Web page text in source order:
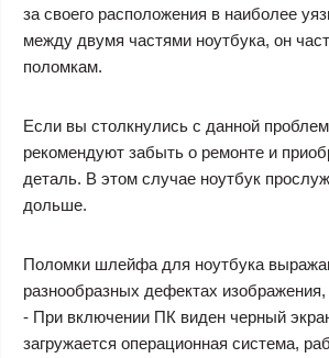
за своего расположения в наиболее
между двумя частями ноутбука, он
поломкам.
Если вы столкнулись с данной
рекомендуют забыть о ремонте и
деталь. В этом случае ноутбук
дольше.
Поломки шлейфа для ноутбука
разнообразных дефектах
- При включении ПК виден черный
загружается операционная система,